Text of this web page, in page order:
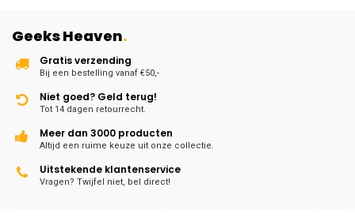
Geeks Heaven.
Gratis verzending
Bij een bestelling vanaf €50,-
Niet goed? Geld terug!
Tot 14 dagen retourrecht.
Meer dan 3000 producten
Altijd een ruime keuze uit onze collectie.
Uitstekende klantenservice
Vragen? Twijfel niet, bel direct!